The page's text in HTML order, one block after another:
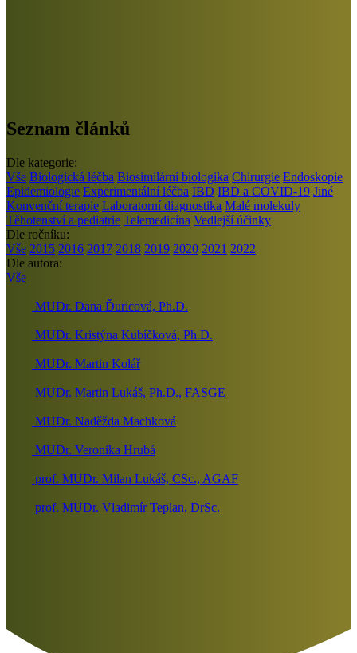
Seznam článků
Dle kategorie:
Vše Biologická léčba Biosimilární biologika Chirurgie Endoskopie
Epidemiologie Experimentální léčba IBD IBD a COVID-19 Jiné
Konvenční terapie Laboratorní diagnostika Malé molekuly
Těhotenství a pediatrie Telemedicína Vedlejší účinky
Dle ročníku:
Vše 2015 2016 2017 2018 2019 2020 2021 2022
Dle autora:
Vše
MUDr. Dana Ďuricová, Ph.D.
MUDr. Kristýna Kubíčková, Ph.D.
MUDr. Martin Kolář
MUDr. Martin Lukáš, Ph.D., FASGE
MUDr. Naděžda Machková
MUDr. Veronika Hrubá
prof. MUDr. Milan Lukáš, CSc., AGAF
prof. MUDr. Vladimír Teplan, DrSc.